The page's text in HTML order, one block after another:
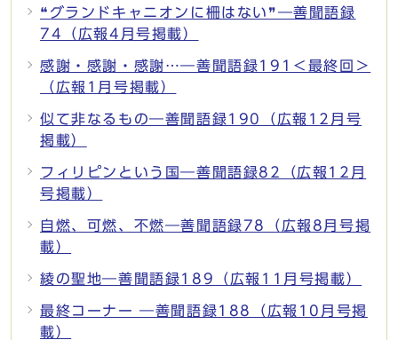
❝グランドキャニオンに柵はない❞―善聞語録
74（広報4月号掲載）
感謝・感謝・感謝…―善聞語録191＜最終回＞
（広報1月号掲載）
似て非なるもの―善聞語録190（広報12月号
掲載）
フィリピンという国―善聞語録82（広報12月
号掲載）
自燃、可燃、不燃―善聞語録78（広報8月号掲
載）
綾の聖地―善聞語録189（広報11月号掲載）
最終コーナー ―善聞語録188（広報10月号掲
載）